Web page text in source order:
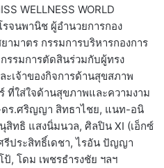
WELLNESS WORLD
จนพานิช ผู้อำนวยการกอง
มาตร กรรมการบริหารกองการ
รรมการตัดสินร่วมกับผู้ทรง
เจ้าของกิจการด้านสุขสภาพ
ที่ใส่ใจด้านสุขภาพและความงาม
ดร.ศริญญา สิทธาไชย, แนท-อนิ
ทธิ แสงนิ่มนวล, ศิลปิน XI (เอ็กซ์
ประสิทธิ์เดชา, ไรอัน ปัญญา
, โดม เพชรธำรงชัย ฯลฯ